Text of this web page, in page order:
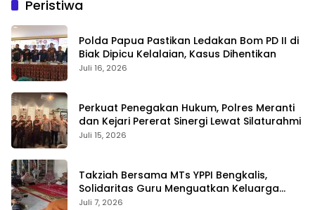
Peristiwa
Polda Papua Pastikan Ledakan Bom PD II di
Biak Dipicu Kelalaian, Kasus Dihentikan
Juli 16, 2026
Perkuat Penegakan Hukum, Polres Meranti
dan Kejari Pererat Sinergi Lewat Silaturahmi
Juli 15, 2026
Takziah Bersama MTs YPPI Bengkalis,
Solidaritas Guru Menguatkan Keluarga
yang Berduka
Juli 7, 2026